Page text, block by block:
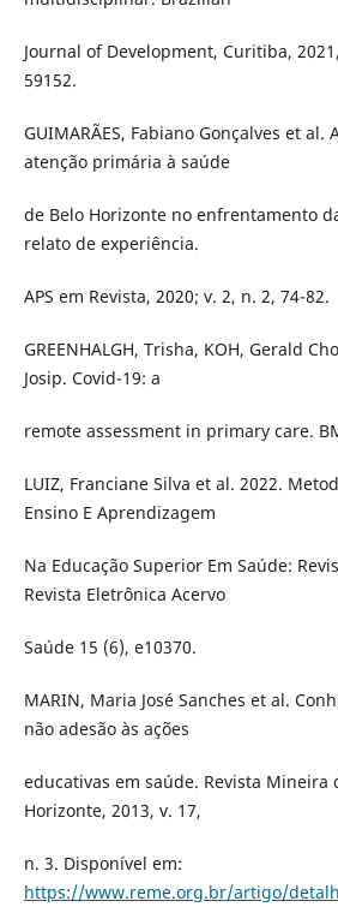
Journal of Development, Curitiba,
59152.
GUIMARÃES, Fabiano Gonçalves et al.
atenção primária à saúde
de Belo Horizonte no enfrentamento
relato de experiência.
APS em Revista, 2020; v. 2, n. 2, 74-82.
GREENHALGH, Trisha, KOH, Gerald
Josip. Covid-19: a
remote assessment in primary care.
LUIZ, Franciane Silva et al. 2022.
Ensino E Aprendizagem
Na Educação Superior Em Saúde:
Revista Eletrônica Acervo
Saúde 15 (6), e10370.
MARIN, Maria José Sanches et al.
não adesão às ações
educativas em saúde. Revista Mineira
Horizonte, 2013, v. 17,
n. 3. Disponível em:
https://www.reme.org.br/artigo/